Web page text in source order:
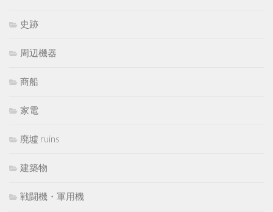
史跡
周辺機器
商船
家電
廃墟 ruins
建築物
戦闘機・軍用機